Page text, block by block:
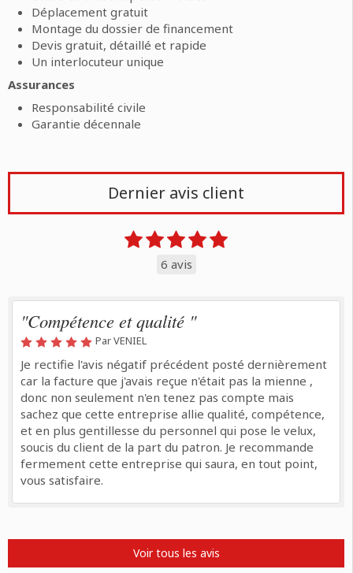
Déplacement gratuit
Montage du dossier de financement
Devis gratuit, détaillé et rapide
Un interlocuteur unique
Assurances
Responsabilité civile
Garantie décennale
Dernier avis client
6 avis
"Compétence et qualité "
Par VENIEL
Je rectifie l'avis négatif précédent posté dernièrement
car la facture que j'avais reçue n'était pas la mienne ,
donc non seulement n'en tenez pas compte mais
sachez que cette entreprise allie qualité, compétence,
et en plus gentillesse du personnel qui pose le velux,
soucis du client de la part du patron. Je recommande
fermement cette entreprise qui saura, en tout point,
vous satisfaire.
Voir tous les avis